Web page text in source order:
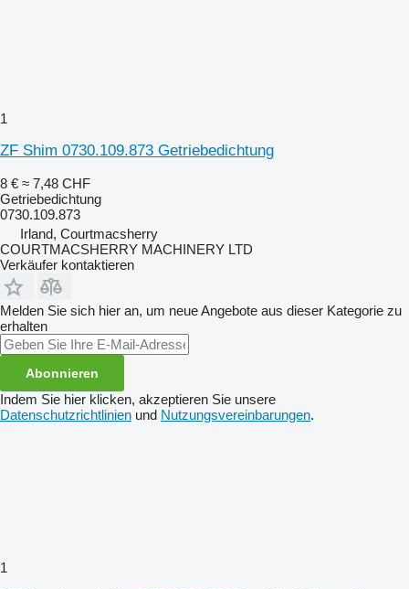
1
ZF Shim 0730.109.873 Getriebedichtung
8 € ≈ 7,48 CHF
Getriebedichtung
0730.109.873
Irland, Courtmacsherry
COURTMACSHERRY MACHINERY LTD
Verkäufer kontaktieren
Melden Sie sich hier an, um neue Angebote aus dieser Kategorie zu
erhalten
Abonnieren
Indem Sie hier klicken, akzeptieren Sie unsere
Datenschutzrichtlinien und Nutzungsvereinbarungen.
1